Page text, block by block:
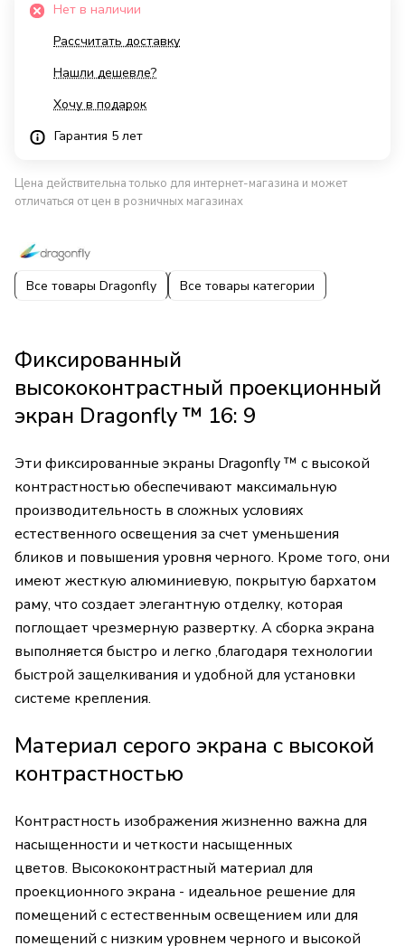
Нет в наличии
Рассчитать доставку
Нашли дешевле?
Хочу в подарок
Гарантия 5 лет
Цена действительна только для интернет-магазина и может
отличаться от цен в розничных магазинах
Все товары Dragonfly Все товары категории
Фиксированный
высококонтрастный проекционный
экран Dragonfly ™ 16: 9
Эти фиксированные экраны Dragonfly ™ с высокой
контрастностью обеспечивают максимальную
производительность в сложных условиях
естественного освещения за счет уменьшения
бликов и повышения уровня черного. Кроме того, они
имеют жесткую алюминиевую, покрытую бархатом
раму, что создает элегантную отделку, которая
поглощает чрезмерную развертку. А сборка экрана
выполняется быстро и легко ‚благодаря технологии
быстрой защелкивания и удобной для установки
системе крепления.
Материал серого экрана с высокой
контрастностью
Контрастность изображения жизненно важна для
насыщенности и четкости насыщенных
цветов. Высококонтрастный материал для
проекционного экрана - идеальное решение для
помещений с естественным освещением или для
помещений с низким уровнем черного и высокой